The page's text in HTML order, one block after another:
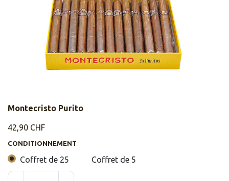
Montecristo Purito
42,90 CHF
CONDITIONNEMENT
Coffret de 25 Coffret de 5